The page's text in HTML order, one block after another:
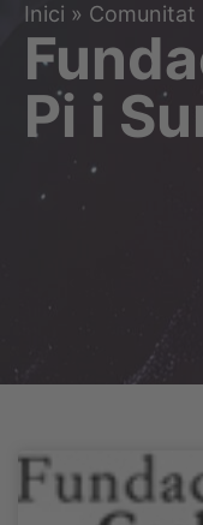
Inici » Comunitat
Pi i